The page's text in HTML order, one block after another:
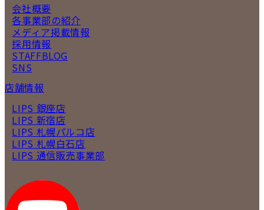
会社概要
各事業部の紹介
メディア掲載情報
採用情報
STAFFBLOG
SNS
店舗情報
LIPS 銀座店
LIPS 新宿店
LIPS 札幌パルコ店
LIPS 札幌白石店
LIPS 通信販売事業部